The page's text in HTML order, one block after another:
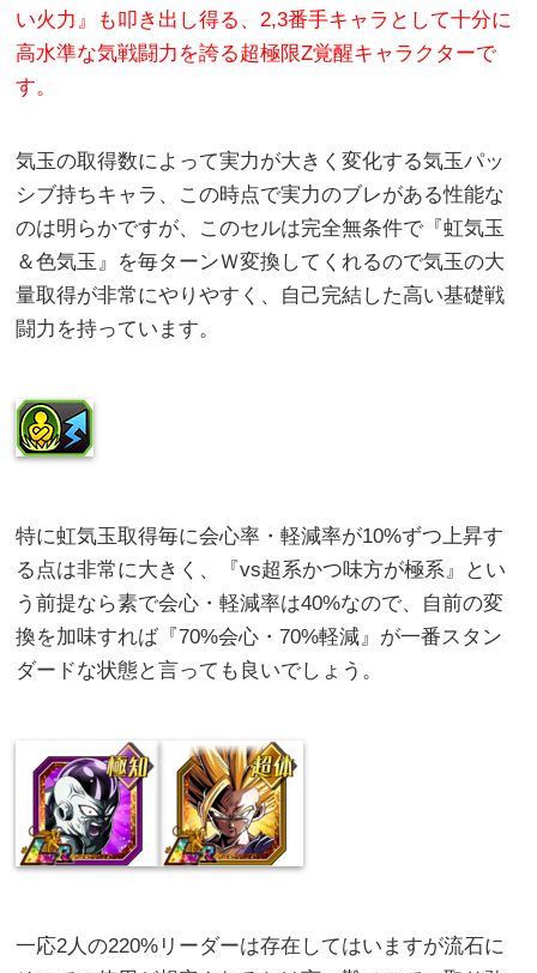
い火力』も叩き出し得る、2,3番手キャラとして十分に
高水準な気戦闘力を誇る超極限Z覚醒キャラクターで
す。
気玉の取得数によって実力が大きく変化する気玉パッ
シブ持ちキャラ、この時点で実力のブレがある性能な
のは明らかですが、このセルは完全無条件で『虹気玉
＆色気玉』を毎ターンＷ変換してくれるので気玉の大
量取得が非常にやりやすく、自己完結した高い基礎戦
闘力を持っています。
特に虹気玉取得毎に会心率・軽減率が10%ずつ上昇す
る点は非常に大きく、『vs超系かつ味方が極系』とい
う前提なら素で会心・軽減率は40%なので、自前の変
換を加味すれば『70%会心・70%軽減』が一番スタン
ダードな状態と言っても良いでしょう。
一応2人の220%リーダーは存在してはいますが流石に